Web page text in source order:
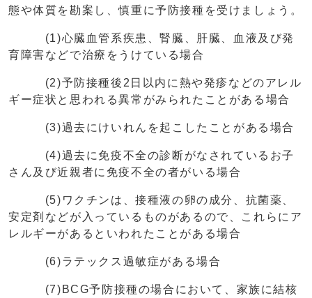
態や体質を勘案し、慎重に予防接種を受けましょう。
(1)心臓血管系疾患、腎臓、肝臓、血液及び発
育障害などで治療をうけている場合
(2)予防接種後2日以内に熱や発疹などのアレル
ギー症状と思われる異常がみられたことがある場合
(3)過去にけいれんを起こしたことがある場合
(4)過去に免疫不全の診断がなされているお子
さん及び近親者に免疫不全の者がいる場合
(5)ワクチンは、接種液の卵の成分、抗菌薬、
安定剤などが入っているものがあるので、これらにア
レルギーがあるといわれたことがある場合
(6)ラテックス過敏症がある場合
(7)BCG予防接種の場合において、家族に結核